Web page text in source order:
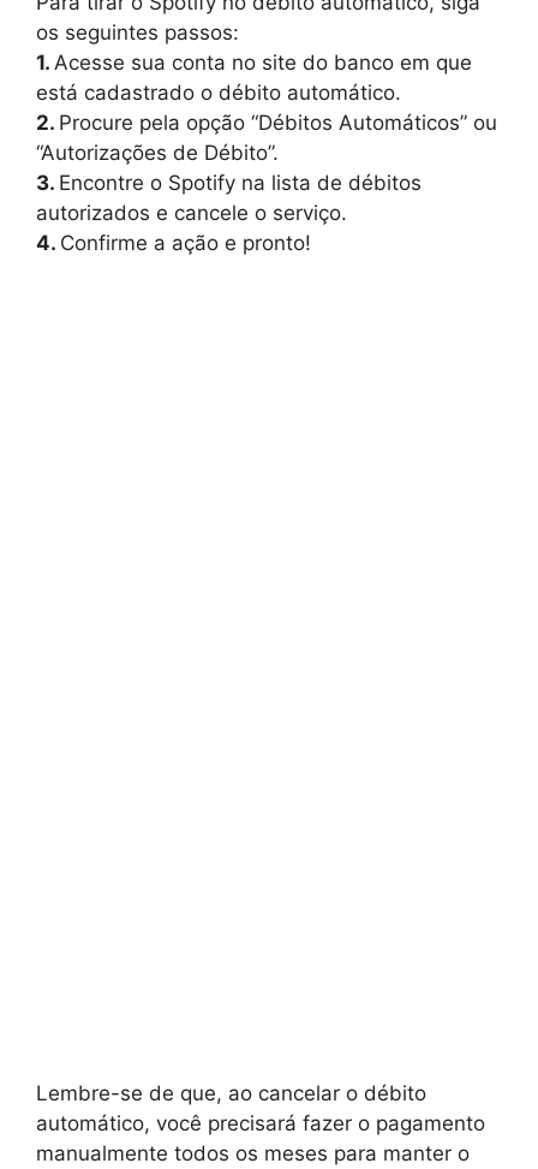
os seguintes passos:
1. Acesse sua conta no site do banco em que
está cadastrado o débito automático.
2. Procure pela opção “Débitos Automáticos” ou
“Autorizações de Débito”.
3. Encontre o Spotify na lista de débitos
autorizados e cancele o serviço.
4. Confirme a ação e pronto!
Lembre-se de que, ao cancelar o débito
automático, você precisará fazer o pagamento
manualmente todos os meses para manter o